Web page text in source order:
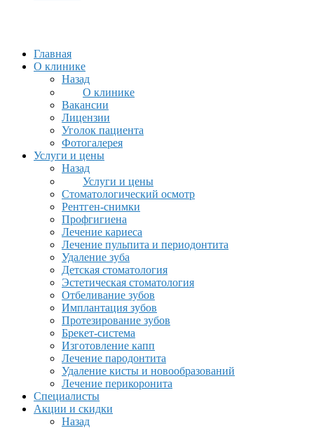
Главная
О клинике
Назад
О клинике
Вакансии
Лицензии
Уголок пациента
Фотогалерея
Услуги и цены
Назад
Услуги и цены
Стоматологический осмотр
Рентген-снимки
Профгигиена
Лечение кариеса
Лечение пульпита и периодонтита
Удаление зуба
Детская стоматология
Эстетическая стоматология
Отбеливание зубов
Имплантация зубов
Протезирование зубов
Брекет-система
Изготовление капп
Лечение пародонтита
Удаление кисты и новообразований
Лечение перикоронита
Специалисты
Акции и скидки
Назад